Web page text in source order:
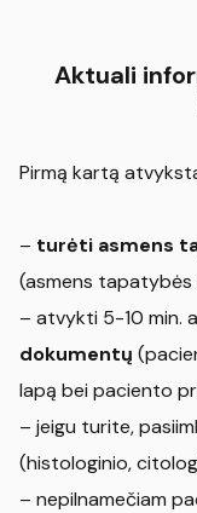
Aktuali
Pirmą kartą
– turėti asmens
(asmens
– atvykti 5-10 min.
dokumentų
lapą bei paciento
– jeigu turite,
(histologinio,
– nepilnamečiam